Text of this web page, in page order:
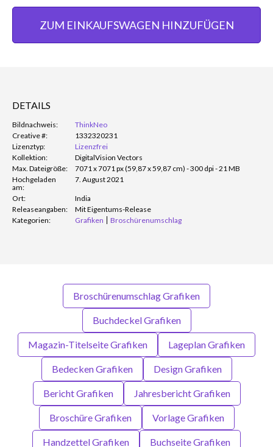
ZUM EINKAUFSWAGEN HINZUFÜGEN
DETAILS
Bildnachweis:
ThinkNeo
Creative #:
1332320231
Lizenztyp:
Lizenzfrei
Kollektion:
DigitalVision Vectors
Max. Dateigröße:
7071 x 7071 px (59,87 x 59,87 cm) - 300 dpi - 21 MB
Hochgeladen
am:
7. August 2021
Ort:
India
Releaseangaben:
Mit Eigentums-Release
Kategorien:
Grafiken Broschürenumschlag
Broschürenumschlag Grafiken
Buchdeckel Grafiken
Magazin-Titelseite Grafiken Lageplan Grafiken
Bedecken Grafiken Design Grafiken
Bericht Grafiken Jahresbericht Grafiken
Broschüre Grafiken Vorlage Grafiken
Handzettel Grafiken Buchseite Grafiken